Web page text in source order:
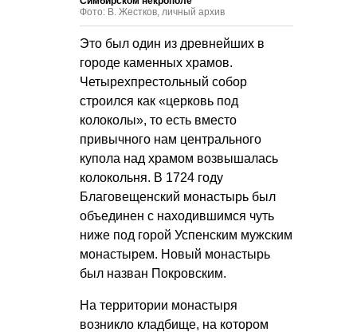
Фото: В. Жестков, личный архив
Это был один из древнейших в
городе каменных храмов.
Четырехпрестольный собор
строился как «церковь под
колоколы», то есть вместо
привычного нам центрального
купола над храмом возвышалась
колокольня. В 1724 году
Благовещенский монастырь был
объединен с находившимся чуть
ниже под горой Успенским мужским
монастырем. Новый монастырь
был назван Покровским.
На территории монастыря
возникло кладбище, на котором